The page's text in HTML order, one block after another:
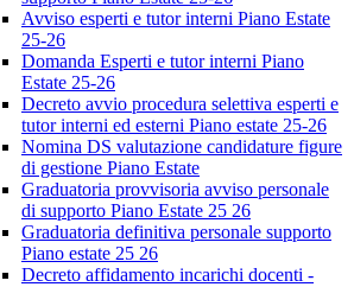
Avviso esperti e tutor interni Piano Estate
25-26
Domanda Esperti e tutor interni Piano
Estate 25-26
Decreto avvio procedura selettiva esperti e
tutor interni ed esterni Piano estate 25-26
Nomina DS valutazione candidature figure
di gestione Piano Estate
Graduatoria provvisoria avviso personale
di supporto Piano Estate 25 26
Graduatoria definitiva personale supporto
Piano estate 25 26
Decreto affidamento incarichi docenti -